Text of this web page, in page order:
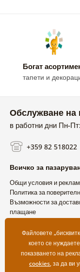
Богат
тапети и
Обслужване на
в работни дни Пн-
+359 82 518022
Всичко за
Общи условия и
Политика за
Възможности за
плащане
Файловете
което се
показването на
cookies, за да ви